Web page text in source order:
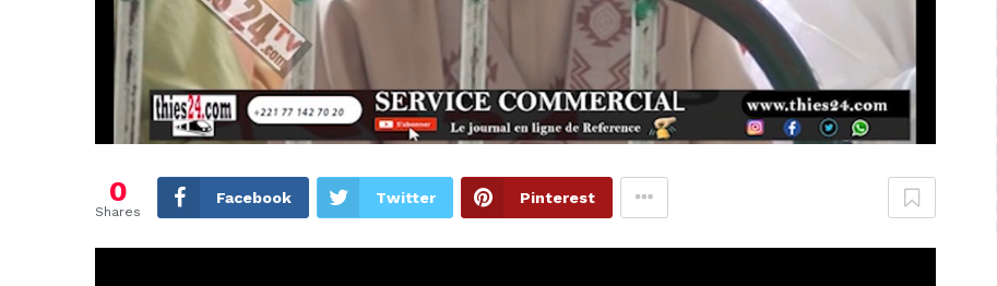
0
Shares
Facebook Twitter Pinterest